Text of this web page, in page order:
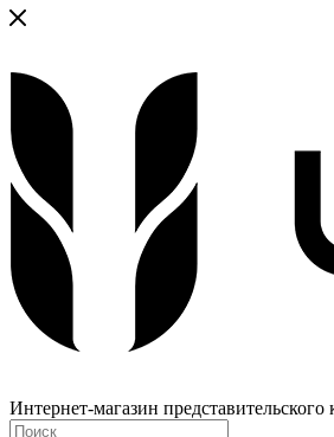
Интернет-магазин представительского